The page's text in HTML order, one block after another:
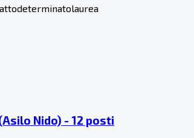
determinatolaurea
Nido) - 12 posti